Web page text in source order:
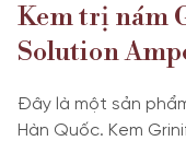
Kem trị nám
Solution
Đây là một sản
Hàn Quốc. Kem